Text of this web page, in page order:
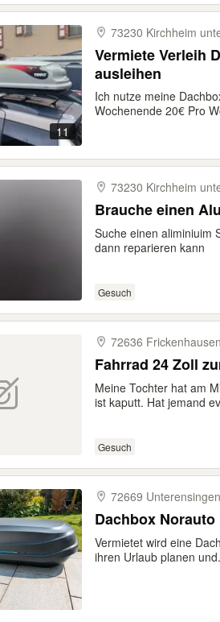
11
73230 Kirchheim
Vermiete Verleih
ausleihen
Ich nutze meine
Wochenende 20€ Pro
73230 Kirchheim
Suche einen aliminiuim
dann reparieren kann
Gesuch
72636
Fahrrad 24 Zoll
Meine Tochter hat am
ist kaputt. Hat jemand
Gesuch
72669
Dachbox
Vermietet wird eine
ihren Urlaub planen